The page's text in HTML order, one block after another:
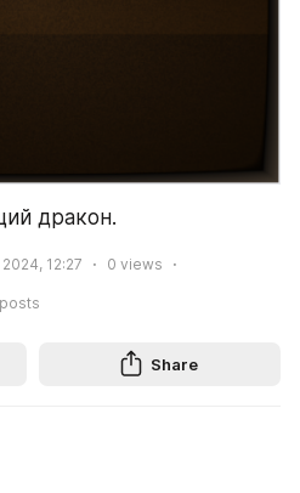
дракон.
12:27 0 views
Share